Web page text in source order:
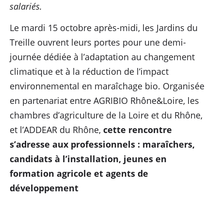
salariés.
Le mardi 15 octobre après-midi, les Jardins du
Treille ouvrent leurs portes pour une demi-
journée dédiée à l’adaptation au changement
climatique et à la réduction de l’impact
environnemental en maraîchage bio. Organisée
en partenariat entre AGRIBIO Rhône&Loire, les
chambres d’agriculture de la Loire et du Rhône,
et l’ADDEAR du Rhône, cette rencontre
s’adresse aux professionnels : maraîchers,
candidats à l’installation, jeunes en
formation agricole et agents de
développement